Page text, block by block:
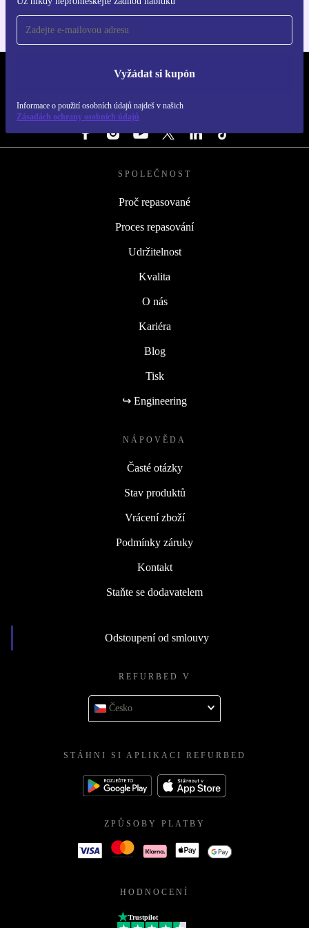
Vyžádat si kupón
Informace o použití osobních údajů najdeš v našich
Zásadách ochrany osobních údajů
REFURBED ČESKO - RETHINK NEW.
SLEDUJ NÁS
SPOLEČNOST
Proč repasované
Proces repasování
Udržitelnost
Kvalita
O nás
Kariéra
Blog
Tisk
↪ Engineering
NÁPOVĚDA
Časté otázky
Stav produktů
Vrácení zboží
Podmínky záruky
Kontakt
Staňte se dodavatelem
Odstoupení od smlouvy
REFURBED V
Česko
STÁHNI SI APLIKACI REFURBED
ZPŮSOBY PLATBY
HODNOCENÍ
Trustpilot